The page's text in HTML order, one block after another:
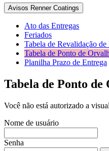
Avisos Renner Coatings
Ato das Entregas
Feriados
Tabela de Revalidação de
Tabela de Ponto de
Planilha Prazo de Entrega
Tabela de Ponto de
Você não está autorizado a
Nome de usuário
Senha